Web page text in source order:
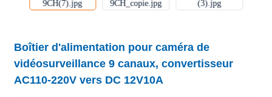
Boîtier d'alimentation pour caméra de
vidéosurveillance 9 canaux, convertisseur
AC110-220V vers DC 12V10A